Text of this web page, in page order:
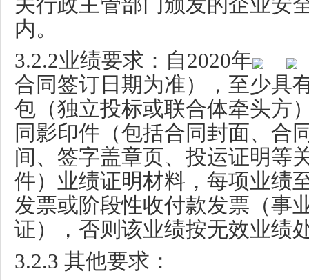
内。
3.2.2业绩要求：自2020年
合同签订日期为准），至少具
包（独立投标或联合体牵头方
同影印件（包括合同封面、合
间、签字盖章页、投运证明等
件）业绩证明材料，每项业绩
发票或阶段性收付款发票（事
证），否则该业绩按无效业绩
3.2.3 其他要求：